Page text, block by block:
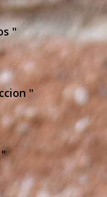
"
"